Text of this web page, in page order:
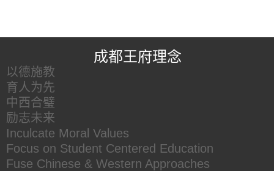
成都王府理念
以德施教
育人为先
中西合璧
励志未来
Inculcate Moral Values
Focus on Student Centered Education
Fuse Chinese & Western Approaches